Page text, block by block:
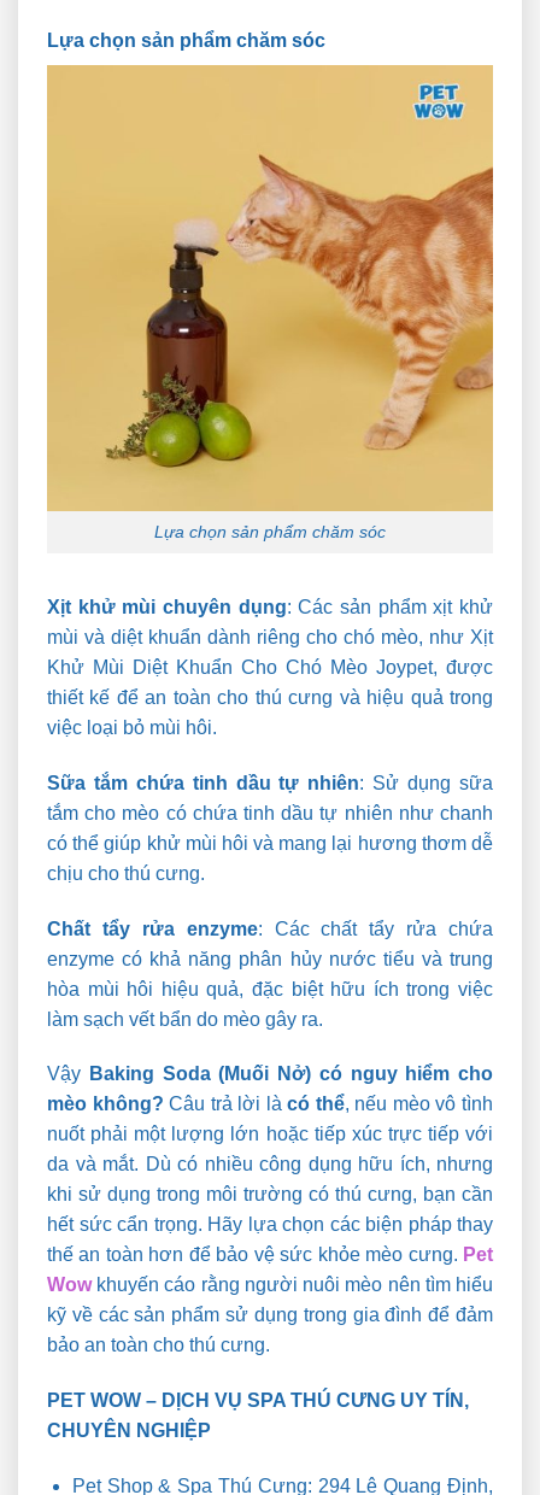
Lựa chọn sản phẩm chăm sóc
Lựa chọn sản phẩm chăm sóc
Xịt khử mùi chuyên dụng:Các sản phẩm xịt khử
mùi và diệt khuẩn dành riêng cho chó mèo, như Xịt
Khử Mùi Diệt Khuẩn Cho Chó Mèo Joypet, được
thiết kế để an toàn cho thú cưng và hiệu quả trong
việc loại bỏ mùi hôi.
Sữa tắm chứa tinh dầu tự nhiên: Sử dụng sữa
tắm cho mèo có chứa tinh dầu tự nhiên như chanh
có thể giúp khử mùi hôi và mang lại hương thơm dễ
chịu cho thú cưng.
Chất tẩy rửa enzyme: Các chất tẩy rửa chứa
enzyme có khả năng phân hủy nước tiểu và trung
hòa mùi hôi hiệu quả, đặc biệt hữu ích trong việc
làm sạch vết bẩn do mèo gây ra.
Vậy Baking Soda (Muối Nở) có nguy hiểm cho
mèo không? Câu trả lời làcó thể, nếu mèo vô tình
nuốt phải một lượng lớn hoặc tiếp xúc trực tiếp với
da và mắt. Dù có nhiều công dụng hữu ích, nhưng
khi sử dụng trong môi trường có thú cưng, bạn cần
hết sức cẩn trọng. Hãy lựa chọn các biện pháp thay
thế an toàn hơn để bảo vệ sức khỏe mèo cưng. Pet
Wowkhuyến cáo rằng người nuôi mèo nên tìm hiểu
kỹ về các sản phẩm sử dụng trong gia đình để đảm
bảo an toàn cho thú cưng.
PET WOW – DỊCH VỤ SPA THÚ CƯNG UY TÍN,
CHUYÊN NGHIỆP
Pet Shop & Spa Thú Cưng: 294 Lê Quang Định,